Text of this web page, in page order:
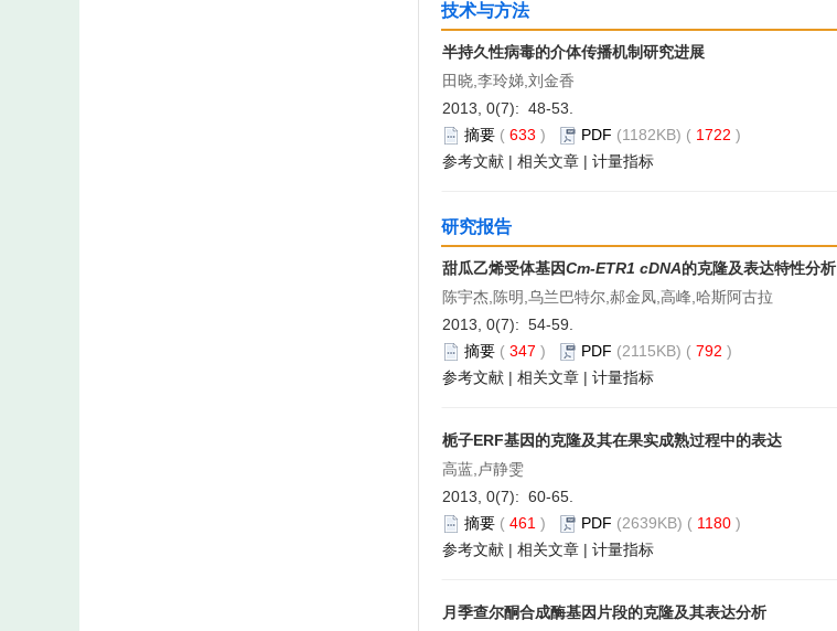
技术与方法
半持久性病毒的介体传播机制研究进展
田晓,李玲娣,刘金香
2013, 0(7): 48-53.
摘要 ( 633 ) PDF (1182KB) ( 1722 )
参考文献 | 相关文章 | 计量指标
研究报告
甜瓜乙烯受体基因Cm-ETR1 cDNA的克隆及表达特性分析
陈宇杰,陈明,乌兰巴特尔,郝金凤,高峰,哈斯阿古拉
2013, 0(7): 54-59.
摘要 ( 347 ) PDF (2115KB) ( 792 )
参考文献 | 相关文章 | 计量指标
栀子ERF基因的克隆及其在果实成熟过程中的表达
高蓝,卢静雯
2013, 0(7): 60-65.
摘要 ( 461 ) PDF (2639KB) ( 1180 )
参考文献 | 相关文章 | 计量指标
月季查尔酮合成酶基因片段的克隆及其表达分析